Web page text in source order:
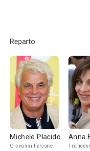
Reparto
Michele Placido
Giovanni Falcone
Anna